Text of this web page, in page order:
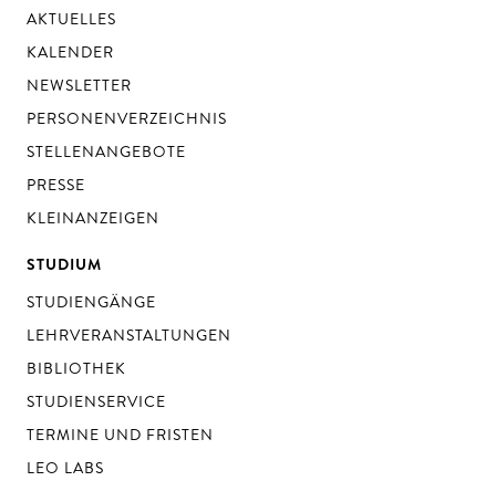
AKTUELLES
KALENDER
NEWSLETTER
PERSONENVERZEICHNIS
STELLENANGEBOTE
PRESSE
KLEINANZEIGEN
STUDIUM
STUDIENGÄNGE
LEHRVERANSTALTUNGEN
BIBLIOTHEK
STUDIENSERVICE
TERMINE UND FRISTEN
LEO LABS